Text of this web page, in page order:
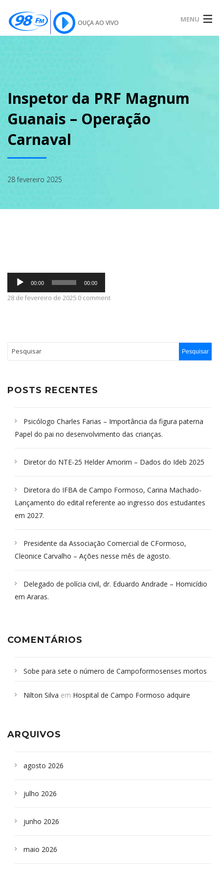
OUÇA AO VIVO MENU
SOBRE
CONTATO
Inspetor da PRF Magnum
Guanais – Operação
Carnaval
28 fevereiro 2025
Tocador
áudio
00:00 00:00
28 de fevereiro de 2025 0 comment
POSTS RECENTES
Psicólogo Charles Farias – Importância da figura paterna
Papel do pai no desenvolvimento das crianças.
Diretor do NTE-25 Helder Amorim – Dados do Ideb 2025
Diretora do IFBA de Campo Formoso, Carina Machado-
Lançamento do edital referente ao ingresso dos estudantes
em 2027.
Presidente da Associação Comercial de CFormoso,
Cleonice Carvalho – Ações nesse mês de agosto.
Delegado de polícia civil, dr. Eduardo Andrade – Homicídio
em Araras.
COMENTÁRIOS
Sobe para sete o número de Campoformosenses mortos
Campoformosenses que morreram em desabamentos são
Nilton Silva em Hospital de Campo Formoso adquire
ARQUIVOS
agosto 2026
julho 2026
junho 2026
maio 2026